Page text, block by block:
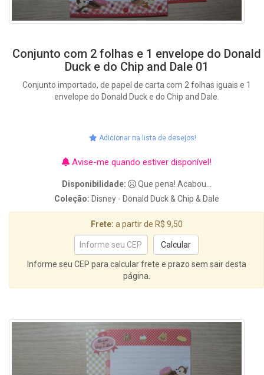
Conjunto com 2 folhas e 1 envelope do Donald
Duck e do Chip and Dale 01
Conjunto importado, de papel de carta com 2 folhas iguais e 1
envelope do Donald Duck e do Chip and Dale.
Adicionar na lista de desejos!
Avise-me quando estiver disponível!
Disponibilidade:
Que pena! Acabou...
Coleção: Disney - Donald Duck & Chip & Dale
Frete: a partir de R$ 9,50
Informe seu CEP para calcular frete e prazo sem sair desta
página.